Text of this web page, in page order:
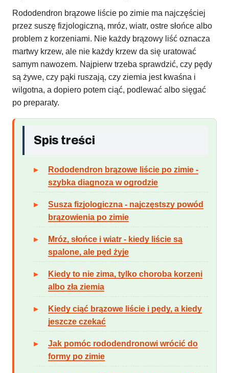
Rododendron brązowe liście po zimie ma najczęściej
przez suszę fizjologiczną, mróz, wiatr, ostre słońce albo
problem z korzeniami. Nie każdy brązowy liść oznacza
martwy krzew, ale nie każdy krzew da się uratować
samym nawozem. Najpierw trzeba sprawdzić, czy pędy
są żywe, czy pąki ruszają, czy ziemia jest kwaśna i
wilgotna, a dopiero potem ciąć, podlewać albo sięgać
po preparaty.
Spis treści
Rododendron brązowe liście po zimie -
szybka diagnoza w ogrodzie
Susza fizjologiczna - najczęstszy powód
brązowienia po zimie
Mróz, słońce i wiatr - kiedy liście są
spalone, ale pęd żyje
Kiedy to nie zima, tylko choroba korzeni
albo zła ziemia
Kiedy ciąć brązowe liście i pędy, a kiedy
jeszcze czekać
Jak pomóc rododendronowi wrócić do
formy po zimie